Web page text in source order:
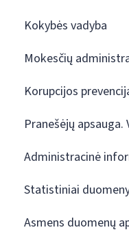
Kokybės vadyba
Mokesčių
Korupcijos
Pranešėjų apsauga.
Administracinė
Statistiniai
Asmens duomenų